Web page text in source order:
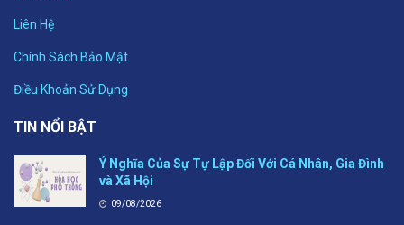
Liên Hệ
Chính Sách Bảo Mật
Điều Khoản Sử Dụng
TIN NỔI BẬT
Ý Nghĩa Của Sự Tự Lập Đối Với Cá Nhân, Gia Đình
và Xã Hội
09/08/2026